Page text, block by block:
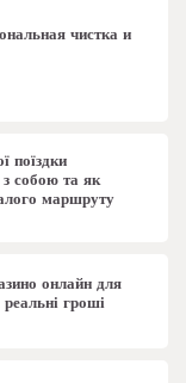
чистка и
поїздки
собою та як
маршруту
онлайн для
гроші